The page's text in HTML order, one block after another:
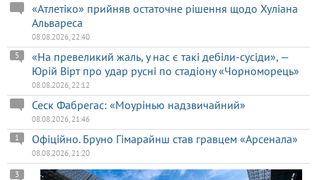
«Атлетіко» прийняв остаточне рішення щодо Хуліана
Альвареса
08.08.2026, 22:40
«На превеликий жаль, у нас є такі дебіли-сусіди», —
Юрій Вірт про удар русні по стадіону «Чорноморець»
5
08.08.2026, 22:12
Сеск Фабрегас: «Моурінью надзвичайний»
08.08.2026, 21:46
Офіційно. Бруно Гімарайнш став гравцем «Арсенала»
1
08.08.2026, 21:20
3